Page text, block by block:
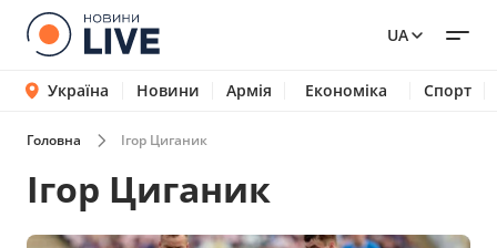
UA
Україна Новини Армія Економіка Спорт
Головна Ігор Циганик
Ігор Циганик